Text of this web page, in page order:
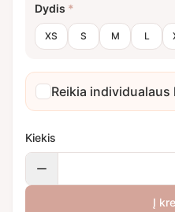
Dydis *
XS S M L
Reikia
Kiekis
Į